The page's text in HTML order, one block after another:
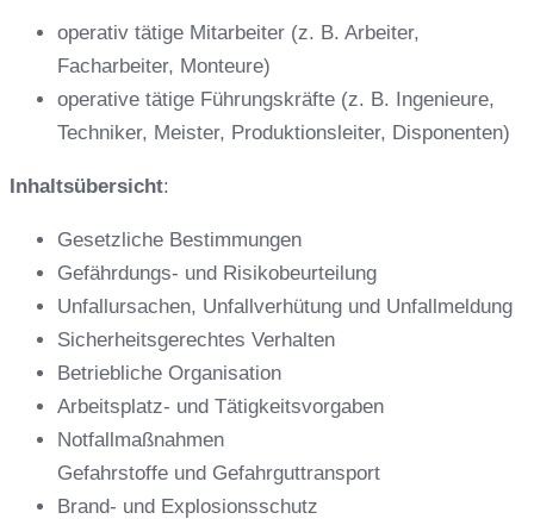
operativ tätige Mitarbeiter (z. B. Arbeiter,
Facharbeiter, Monteure)
operative tätige Führungskräfte (z. B. Ingenieure,
Techniker, Meister, Produktionsleiter, Disponenten)
Inhaltsübersicht:
Gesetzliche Bestimmungen
Gefährdungs- und Risikobeurteilung
Unfallursachen, Unfallverhütung und Unfallmeldung
Sicherheitsgerechtes Verhalten
Betriebliche Organisation
Arbeitsplatz- und Tätigkeitsvorgaben
Notfallmaßnahmen
Gefahrstoffe und Gefahrguttransport
Brand- und Explosionsschutz